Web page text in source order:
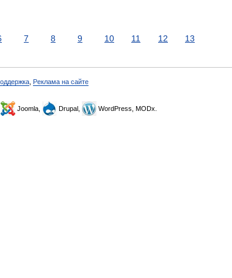
7 8 9 10 11 12 13
Реклама на сайте
Joomla, Drupal, WordPress, MODx.